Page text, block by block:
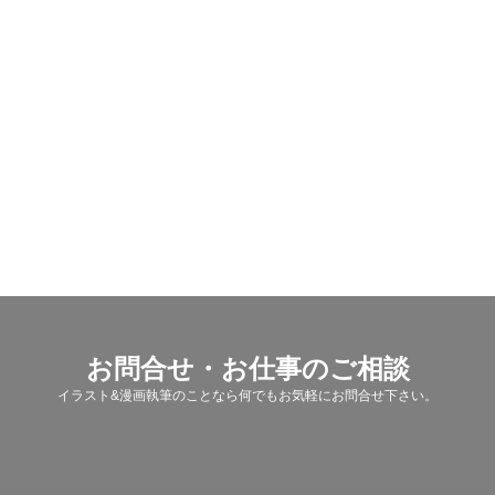
お問合せ・お仕事のご相談
イラスト&漫画執筆のことなら何でもお気軽にお問合せ下さい。